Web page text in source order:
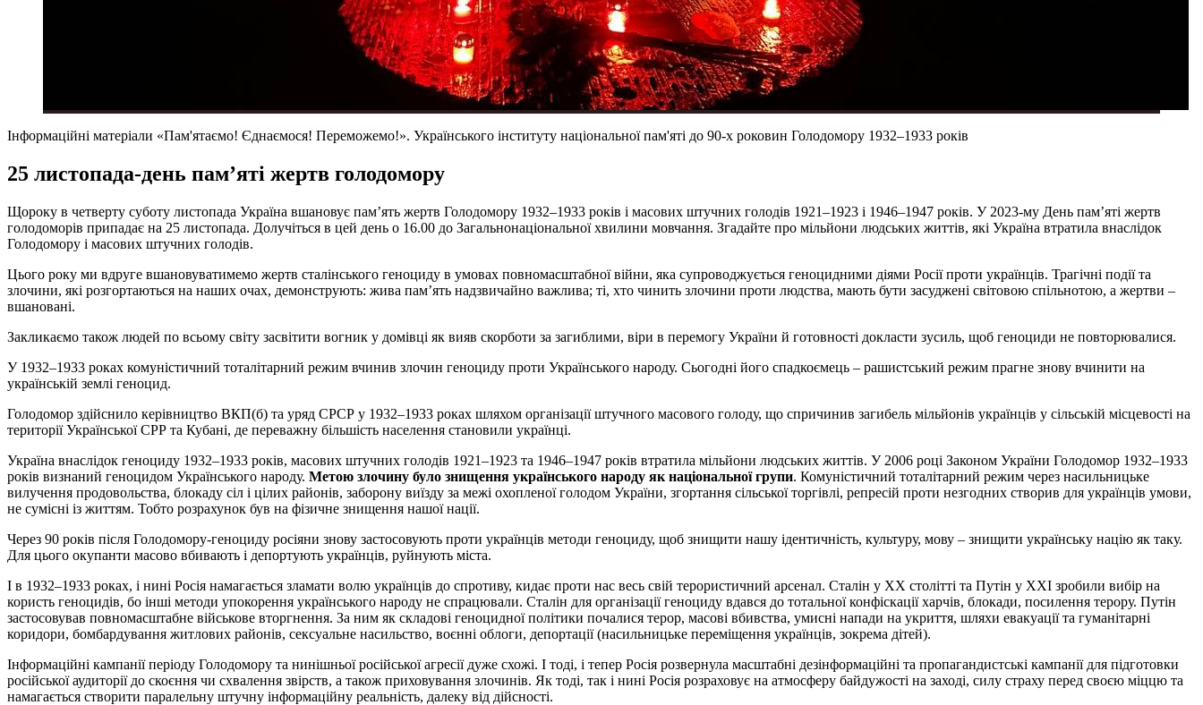
Інформаційні матеріали «Пам'ятаємо! Єднаємося! Переможемо!». Українського інституту національної пам'яті до 90-х роковин Голодомору 1932–1933 років
25 листопада-день пам’яті жертв голодомору
Щороку в четверту суботу листопада Україна вшановує пам’ять жертв Голодомору 1932–1933 років і масових штучних голодів 1921–1923 і 1946–1947 років. У 2023-му День пам’яті жертв
голодоморів припадає на 25 листопада. Долучіться в цей день о 16.00 до Загальнонаціональної хвилини мовчання. Згадайте про мільйони людських життів, які Україна втратила внаслідок
Голодомору і масових штучних голодів.
Цього року ми вдруге вшановуватимемо жертв сталінського геноциду в умовах повномасштабної війни, яка супроводжується геноцидними діями Росії проти українців. Трагічні події та
злочини, які розгортаються на наших очах, демонструють: жива пам’ять надзвичайно важлива; ті, хто чинить злочини проти людства, мають бути засуджені світовою спільнотою, а жертви –
вшановані.
Закликаємо також людей по всьому світу засвітити вогник у домівці як вияв скорботи за загиблими, віри в перемогу України й готовності докласти зусиль, щоб геноциди не повторювалися.
У 1932–1933 роках комуністичний тоталітарний режим вчинив злочин геноциду проти Українського народу. Сьогодні його спадкоємець – рашистський режим прагне знову вчинити на
українській землі геноцид.
Голодомор здійснило керівництво ВКП(б) та уряд СРСР у 1932–1933 роках шляхом організації штучного масового голоду, що спричинив загибель мільйонів українців у сільській місцевості на
території Української СРР та Кубані, де переважну більшість населення становили українці.
Україна внаслідок геноциду 1932–1933 років, масових штучних голодів 1921–1923 та 1946–1947 років втратила мільйони людських життів. У 2006 році Законом України Голодомор 1932–1933
років визнаний геноцидом Українського народу. Метою злочину було знищення українського народу як національної групи. Комуністичний тоталітарний режим через насильницьке
вилучення продовольства, блокаду сіл і цілих районів, заборону виїзду за межі охопленої голодом України, згортання сільської торгівлі, репресій проти незгодних створив для українців умови,
не сумісні із життям. Тобто розрахунок був на фізичне знищення нашої нації.
Через 90 років після Голодомору-геноциду росіяни знову застосовують проти українців методи геноциду, щоб знищити нашу ідентичність, культуру, мову – знищити українську націю як таку.
Для цього окупанти масово вбивають і депортують українців, руйнують міста.
І в 1932–1933 роках, і нині Росія намагається зламати волю українців до спротиву, кидає проти нас весь свій терористичний арсенал. Сталін у XX столітті та Путін у XXI зробили вибір на
користь геноцидів, бо інші методи упокорення українського народу не спрацювали. Сталін для організації геноциду вдався до тотальної конфіскації харчів, блокади, посилення терору. Путін
застосовував повномасштабне військове вторгнення. За ним як складові геноцидної політики почалися терор, масові вбивства, умисні напади на укриття, шляхи евакуації та гуманітарні
коридори, бомбардування житлових районів, сексуальне насильство, воєнні облоги, депортації (насильницьке переміщення українців, зокрема дітей).
Інформаційні кампанії періоду Голодомору та нинішньої російської агресії дуже схожі. І тоді, і тепер Росія розвернула масштабні дезінформаційні та пропагандистські кампанії для підготовки
російської аудиторії до скоєння чи схвалення звірств, а також приховування злочинів. Як тоді, так і нині Росія розраховує на атмосферу байдужості на заході, силу страху перед своєю міццю та
намагається створити паралельну штучну інформаційну реальність, далеку від дійсності.